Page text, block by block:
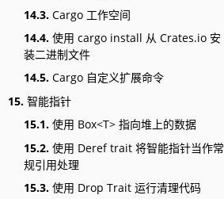
14.3. Cargo 工作空间
14.4. 使用 cargo install 从 Crates.io 安
装二进制文件
14.5. Cargo 自定义扩展命令
15. 智能指针
15.1. 使用 Box<T> 指向堆上的数据
15.2. 使用 Deref trait 将智能指针当作常
规引用处理
15.3. 使用 Drop Trait 运行清理代码